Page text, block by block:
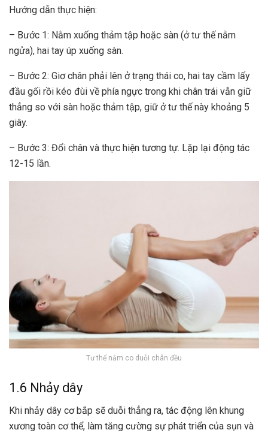
Hướng dẫn thực hiện:
– Bước 1: Nằm xuống thảm tập hoặc sàn (ở tư thế nằm
ngửa), hai tay úp xuống sàn.
– Bước 2: Giơ chân phải lên ở trạng thái co, hai tay cầm lấy
đầu gối rồi kéo đùi về phía ngực trong khi chân trái vẫn giữ
thẳng so với sàn hoặc thảm tập, giữ ở tư thế này khoảng 5
giây.
– Bước 3: Đổi chân và thực hiện tương tự. Lặp lại động tác
12-15 lần.
Tư thế nằm co duỗi chân đều
1.6 Nhảy dây
Khi nhảy dây cơ bắp sẽ duỗi thẳng ra, tác động lên khung
xương toàn cơ thể, làm tăng cường sự phát triển của sụn và